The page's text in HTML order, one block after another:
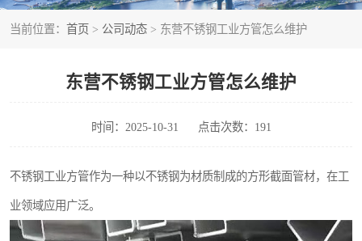
当前位置： 首页 > 公司动态 > 东营不锈钢工业方管怎么维护
东营不锈钢工业方管怎么维护
时间：2025-10-31 点击次数：191
不锈钢工业方管作为一种以不锈钢为材质制成的方形截面管材，在工
业领域应用广泛。
不锈钢角钢
不锈钢板